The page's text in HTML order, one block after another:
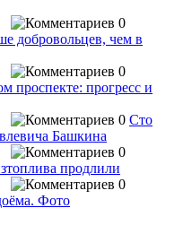
0
добровольцев, чем в
0
проспекте: прогресс и
0 Сто
Башкина
0
продлили
0
Фото